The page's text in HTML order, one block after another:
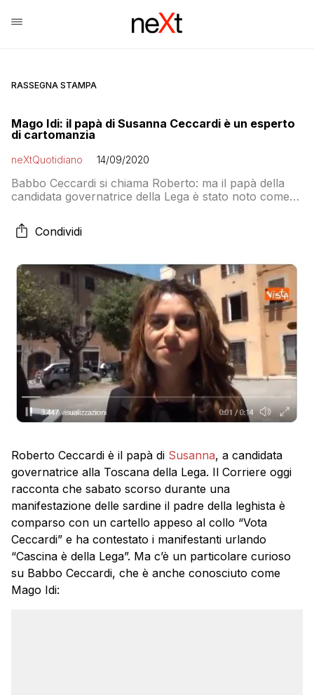
RASSEGNA STAMPA
Mago Idi: il papà di Susanna Ceccardi è un esperto
di cartomanzia
neXtQuotidiano 14/09/2020
Babbo Ceccardi si chiama Roberto: ma il papà della
candidata governatrice della Lega è stato noto come
Condividi
Roberto Ceccardi è il papà di Susanna, a candidata
governatrice alla Toscana della Lega. Il Corriere oggi
racconta che sabato scorso durante una
manifestazione delle sardine il padre della leghista è
comparso con un cartello appeso al collo “Vota
Ceccardi” e ha contestato i manifestanti urlando
“Cascina è della Lega”. Ma c’è un particolare curioso
su Babbo Ceccardi, che è anche conosciuto come
Mago Idi: